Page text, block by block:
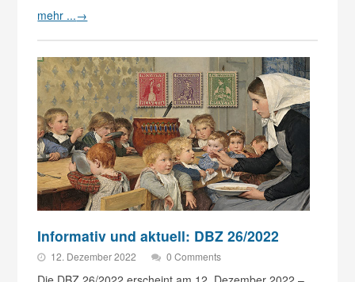
mehr ...→
Informativ und aktuell: DBZ 26/2022
12. Dezember 2022 0 Comments